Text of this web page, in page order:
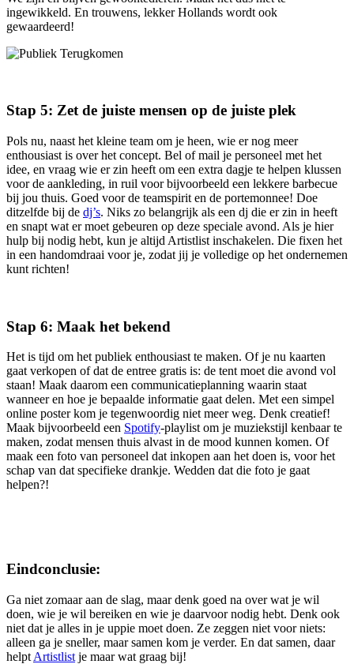
ingewikkeld. En trouwens, lekker Hollands wordt ook
gewaardeerd!
Stap 5: Zet de juiste mensen op de juiste plek
Pols nu, naast het kleine team om je heen, wie er nog meer
enthousiast is over het concept. Bel of mail je personeel met het
idee, en vraag wie er zin heeft om een extra dagje te helpen klussen
voor de aankleding, in ruil voor bijvoorbeeld een lekkere barbecue
bij jou thuis. Goed voor de teamspirit en de portemonnee! Doe
ditzelfde bij de dj’s. Niks zo belangrijk als een dj die er zin in heeft
en snapt wat er moet gebeuren op deze speciale avond. Als je hier
hulp bij nodig hebt, kun je altijd Artistlist inschakelen. Die fixen het
in een handomdraai voor je, zodat jij je volledige op het ondernemen
kunt richten!
Stap 6: Maak het bekend
Het is tijd om het publiek enthousiast te maken. Of je nu kaarten
gaat verkopen of dat de entree gratis is: de tent moet die avond vol
staan! Maak daarom een communicatieplanning waarin staat
wanneer en hoe je bepaalde informatie gaat delen. Met een simpel
online poster kom je tegenwoordig niet meer weg. Denk creatief!
Maak bijvoorbeeld een Spotify-playlist om je muziekstijl kenbaar te
maken, zodat mensen thuis alvast in de mood kunnen komen. Of
maak een foto van personeel dat inkopen aan het doen is, voor het
schap van dat specifieke drankje. Wedden dat die foto je gaat
helpen?!
Eindconclusie:
Ga niet zomaar aan de slag, maar denk goed na over wat je wil
doen, wie je wil bereiken en wie je daarvoor nodig hebt. Denk ook
niet dat je alles in je uppie moet doen. Ze zeggen niet voor niets:
alleen ga je sneller, maar samen kom je verder. En dat samen, daar
helpt Artistlist je maar wat graag bij!